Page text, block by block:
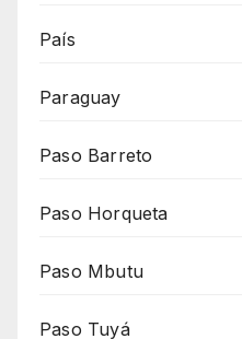
País
Paraguay
Paso Barreto
Paso Horqueta
Paso Mbutu
Paso Tuyá